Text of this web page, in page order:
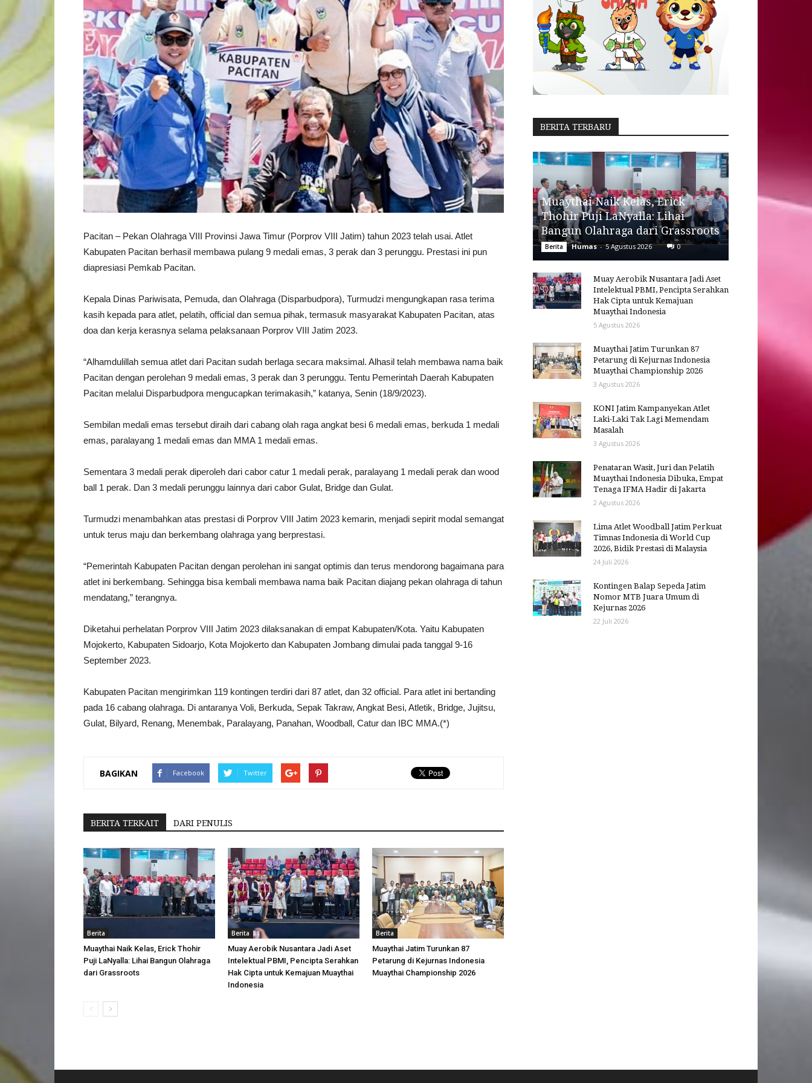
Pacitan – Pekan Olahraga VIII Provinsi Jawa Timur (Porprov VIII Jatim) tahun 2023 telah usai. Atlet
Kabupaten Pacitan berhasil membawa pulang 9 medali emas, 3 perak dan 3 perunggu. Prestasi ini pun
diapresiasi Pemkab Pacitan.
Kepala Dinas Pariwisata, Pemuda, dan Olahraga (Disparbudpora), Turmudzi mengungkapan rasa terima
kasih kepada para atlet, pelatih, official dan semua pihak, termasuk masyarakat Kabupaten Pacitan, atas
doa dan kerja kerasnya selama pelaksanaan Porprov VIII Jatim 2023.
“Alhamdulillah semua atlet dari Pacitan sudah berlaga secara maksimal. Alhasil telah membawa nama baik
Pacitan dengan perolehan 9 medali emas, 3 perak dan 3 perunggu. Tentu Pemerintah Daerah Kabupaten
Pacitan melalui Disparbudpora mengucapkan terimakasih,” katanya, Senin (18/9/2023).
Sembilan medali emas tersebut diraih dari cabang olah raga angkat besi 6 medali emas, berkuda 1 medali
emas, paralayang 1 medali emas dan MMA 1 medali emas.
Sementara 3 medali perak diperoleh dari cabor catur 1 medali perak, paralayang 1 medali perak dan wood
ball 1 perak. Dan 3 medali perunggu lainnya dari cabor Gulat, Bridge dan Gulat.
Turmudzi menambahkan atas prestasi di Porprov VIII Jatim 2023 kemarin, menjadi sepirit modal semangat
untuk terus maju dan berkembang olahraga yang berprestasi.
“Pemerintah Kabupaten Pacitan dengan perolehan ini sangat optimis dan terus mendorong bagaimana para
atlet ini berkembang. Sehingga bisa kembali membawa nama baik Pacitan diajang pekan olahraga di tahun
mendatang,” terangnya.
Diketahui perhelatan Porprov VIII Jatim 2023 dilaksanakan di empat Kabupaten/Kota. Yaitu Kabupaten
Mojokerto, Kabupaten Sidoarjo, Kota Mojokerto dan Kabupaten Jombang dimulai pada tanggal 9-16
September 2023.
Kabupaten Pacitan mengirimkan 119 kontingen terdiri dari 87 atlet, dan 32 official. Para atlet ini bertanding
pada 16 cabang olahraga. Di antaranya Voli, Berkuda, Sepak Takraw, Angkat Besi, Atletik, Bridge, Jujitsu,
Gulat, Bilyard, Renang, Menembak, Paralayang, Panahan, Woodball, Catur dan IBC MMA.(*)
BAGIKAN Facebook Twitter
BERITA TERKAIT DARI PENULIS
Berita
Muaythai Naik Kelas, Erick Thohir
Puji LaNyalla: Lihai Bangun Olahraga
dari Grassroots
Berita
Muay Aerobik Nusantara Jadi Aset
Intelektual PBMI, Pencipta Serahkan
Hak Cipta untuk Kemajuan Muaythai
Indonesia
Berita
Muaythai Jatim Turunkan 87
Petarung di Kejurnas Indonesia
Muaythai Championship 2026
BERITA TERBARU
Muaythai Naik Kelas, Erick
Thohir Puji LaNyalla: Lihai
Bangun Olahraga dari Grassroots
Berita Humas - 5 Agustus 2026 0
Muay Aerobik Nusantara Jadi Aset
Intelektual PBMI, Pencipta Serahkan
Hak Cipta untuk Kemajuan
Muaythai Indonesia
5 Agustus 2026
Muaythai Jatim Turunkan 87
Petarung di Kejurnas Indonesia
Muaythai Championship 2026
3 Agustus 2026
KONI Jatim Kampanyekan Atlet
Laki-Laki Tak Lagi Memendam
Masalah
3 Agustus 2026
Penataran Wasit, Juri dan Pelatih
Muaythai Indonesia Dibuka, Empat
Tenaga IFMA Hadir di Jakarta
2 Agustus 2026
Lima Atlet Woodball Jatim Perkuat
Timnas Indonesia di World Cup
2026, Bidik Prestasi di Malaysia
24 Juli 2026
Kontingen Balap Sepeda Jatim
Nomor MTB Juara Umum di
Kejurnas 2026
22 Juli 2026